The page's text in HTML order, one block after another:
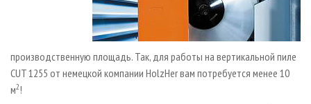
производственную площадь. Так, для работы на вертикальной пиле
CUT 1255 от немецкой компании Holz­Her вам потребуется менее 10
м2!